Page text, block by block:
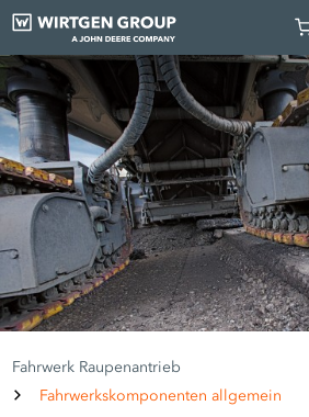
Fahrwerk Raupenantrieb
Fahrwerkskomponenten allgemein